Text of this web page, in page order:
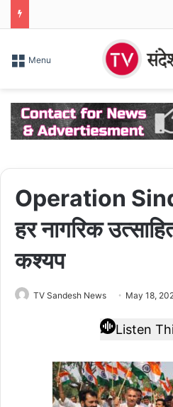
Menu
Operation
हर नागरिक
कश्यप
TV Sandesh News May 18,
Listen